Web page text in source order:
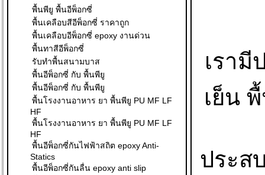
พื้นพียู พื้นอีพ็อกซี่
พื้นเคลือบสีอีพ็อกซี่ ราคาถูก
พื้นเคลือบอีพ็อกซี่ epoxy งานด่วน
พื้นทาสีอีพ็อกซี่
รับทำพื้นสนามบาส
พื้นอีพ็อกซี่ กับ พื้นพียู
พื้นอีพ็อกซี่ กับ พื้นพียู
พื้นโรงงานอาหาร ยา พื้นพียู PU MF LF
HF
พื้นโรงงานอาหาร ยา พื้นพียู PU MF LF
HF
พื้นอีพ็อกซี่กันไฟฟ้าสถิต epoxy Anti-
Statics
พื้นอีพ็อกซี่กันลื่น epoxy anti slip
เรา
เย็น
ประส